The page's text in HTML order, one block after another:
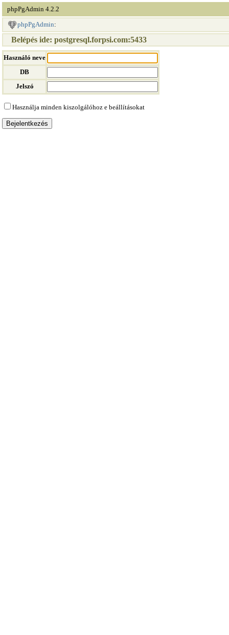
phpPgAdmin 4.2.2
phpPgAdmin:
Belépés ide: postgresql.forpsi.com:5433
Használó neve
DB
Jelszó
Használja minden kiszolgálóhoz e beállításokat